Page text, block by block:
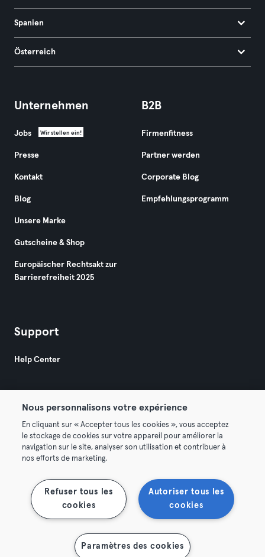
Spanien
Österreich
Unternehmen
Jobs Wir stellen ein!
Presse
Kontakt
Blog
Unsere Marke
Gutscheine & Shop
Europäischer Rechtsakt zur
Barrierefreiheit 2025
B2B
Firmenfitness
Partner werden
Corporate Blog
Empfehlungsprogramm
Support
Help Center
© 2026 Urban Sports Group GmbH. All rights reserved.
AGB Datenschutz
Vertrag hier kündigen Hier Verträge widerrufen
Nous personnalisons votre expérience
En cliquant sur « Accepter tous les cookies », vous acceptez
le stockage de cookies sur votre appareil pour améliorer la
navigation sur le site, analyser son utilisation et contribuer à
nos efforts de marketing.
Autoriser tous les
cookies
Refuser tous les
cookies
Paramètres des cookies